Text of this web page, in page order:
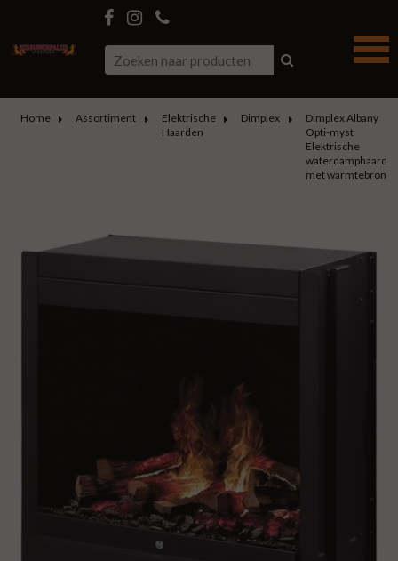
Home Assortiment
Elektrische
Haarden
Dimplex
Dimplex Albany
Opti-myst
Elektrische
waterdamphaard
met warmtebron